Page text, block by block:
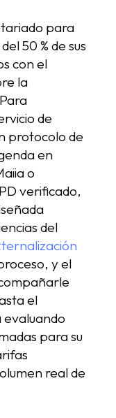
para
50 % de sus
con el
la
de
protocolo de
en
o
verificado,
del
y el
el
evaluando
para su
real de